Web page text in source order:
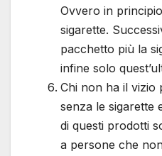
Ovvero in
sigarette.
pacchetto più la
infine solo
Chi non ha il vizio
senza le sigarette
di questi prodotti
a persone che